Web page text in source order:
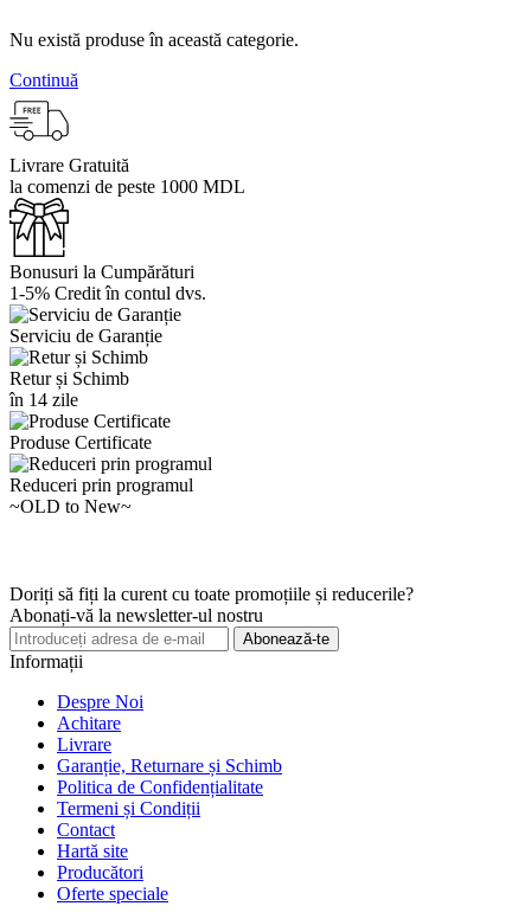
Nu există produse în această categorie.
Continuă
Livrare Gratuită
la comenzi de peste 1000 MDL
Bonusuri la Cumpărături
1-5% Credit în contul dvs.
Serviciu de Garanție
Retur și Schimb
în 14 zile
Produse Certificate
Reduceri prin programul
~OLD to New~
Doriți să fiți la curent cu toate promoțiile și reducerile?
Abonați-vă la newsletter-ul nostru
Abonează-te
Informații
Despre Noi
Achitare
Livrare
Garanție, Returnare și Schimb
Politica de Confidențialitate
Termeni și Condiții
Contact
Hartă site
Producători
Oferte speciale